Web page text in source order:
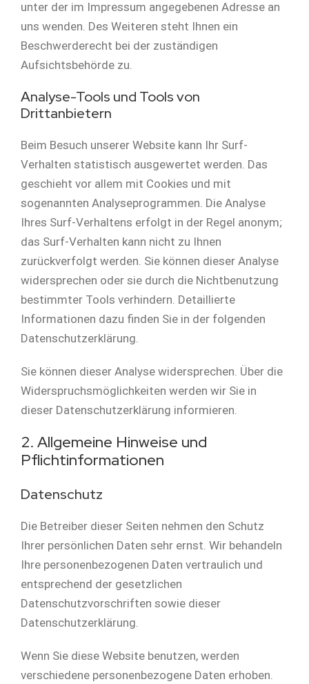
unter der im Impressum angegebenen Adresse an
uns wenden. Des Weiteren steht Ihnen ein
Beschwerderecht bei der zuständigen
Aufsichtsbehörde zu.
Analyse-Tools und Tools von
Drittanbietern
Beim Besuch unserer Website kann Ihr Surf-
Verhalten statistisch ausgewertet werden. Das
geschieht vor allem mit Cookies und mit
sogenannten Analyseprogrammen. Die Analyse
Ihres Surf-Verhaltens erfolgt in der Regel anonym;
das Surf-Verhalten kann nicht zu Ihnen
zurückverfolgt werden. Sie können dieser Analyse
widersprechen oder sie durch die Nichtbenutzung
bestimmter Tools verhindern. Detaillierte
Informationen dazu finden Sie in der folgenden
Datenschutzerklärung.
Sie können dieser Analyse widersprechen. Über die
Widerspruchsmöglichkeiten werden wir Sie in
dieser Datenschutzerklärung informieren.
2. Allgemeine Hinweise und
Pflichtinformationen
Datenschutz
Die Betreiber dieser Seiten nehmen den Schutz
Ihrer persönlichen Daten sehr ernst. Wir behandeln
Ihre personenbezogenen Daten vertraulich und
entsprechend der gesetzlichen
Datenschutzvorschriften sowie dieser
Datenschutzerklärung.
Wenn Sie diese Website benutzen, werden
verschiedene personenbezogene Daten erhoben.